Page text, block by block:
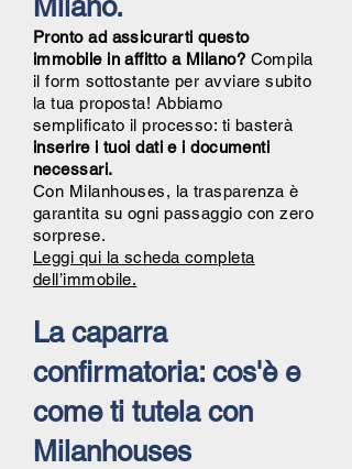
Pronto ad assicurarti questo
immobile in affitto a Milano? Compila
il form sottostante per avviare subito
la tua proposta! Abbiamo
semplificato il processo: ti basterà
inserire i tuoi dati e i documenti
necessari.
Con Milanhouses, la trasparenza è
garantita su ogni passaggio con zero
sorprese.
Leggi qui la scheda completa
dell’immobile.
La caparra
confirmatoria: cos'è e
come ti tutela con
Milanhouses